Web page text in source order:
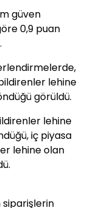
güven
0,9 puan
lehine
görüldü.
lehine
iç piyasa
lehine olan